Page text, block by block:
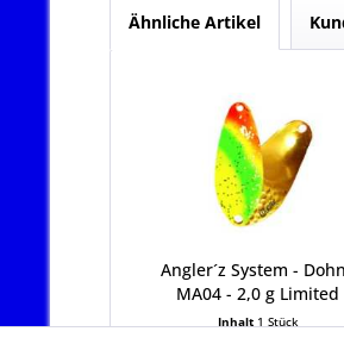
Ähnliche Artikel
Angler´z System -
MA04 - 2,0 g Limited
Inhalt 1 Stück